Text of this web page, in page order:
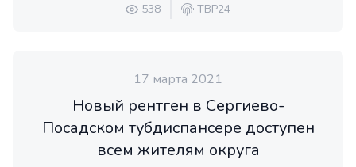
538 ТВР24
17 марта 2021
Новый рентген в Сергиево-
Посадском тубдиспансере доступен
всем жителям округа